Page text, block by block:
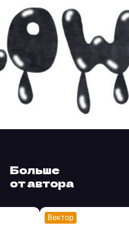
Больше
от автора
Вектор